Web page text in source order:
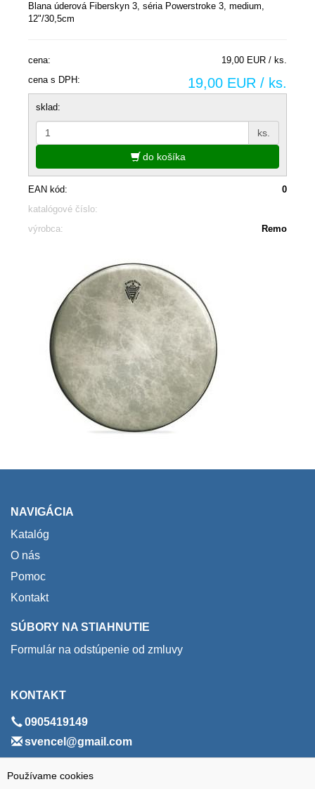
Používame cookies
Blana úderová Fiberskyn 3, séria Powerstroke 3, medium,
12"/30,5cm
cena:
19,00 EUR / ks.
cena s DPH:
19,00 EUR / ks.
sklad:
ks.
do košíka
EAN kód:
0
katalógové číslo:
výrobca:
Remo
NAVIGÁCIA
Katalóg
O nás
Pomoc
Kontakt
SÚBORY NA STIAHNUTIE
Formulár na odstúpenie od zmluvy
KONTAKT
0905419149
svencel@gmail.com
ADRESA